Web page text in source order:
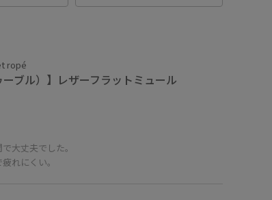
ropé
ーブル）】レザーフラットミュール
大丈夫でした。
れにくい。